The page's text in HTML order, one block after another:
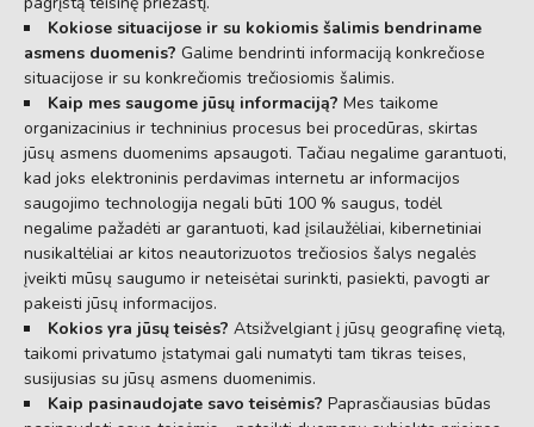
Kokiose situacijose ir su kokiomis šalimis bendriname
asmens duomenis? Galime bendrinti informaciją konkrečiose
situacijose ir su konkrečiomis trečiosiomis šalimis.
Kaip mes saugome jūsų informaciją? Mes taikome
organizacinius ir techninius procesus bei procedūras, skirtas
jūsų asmens duomenims apsaugoti. Tačiau negalime garantuoti,
kad joks elektroninis perdavimas internetu ar informacijos
saugojimo technologija negali būti 100 % saugus, todėl
negalime pažadėti ar garantuoti, kad įsilaužėliai, kibernetiniai
nusikaltėliai ar kitos neautorizuotos trečiosios šalys negalės
įveikti mūsų saugumo ir neteisėtai surinkti, pasiekti, pavogti ar
pakeisti jūsų informacijos.
Kokios yra jūsų teisės? Atsižvelgiant į jūsų geografinę vietą,
taikomi privatumo įstatymai gali numatyti tam tikras teises,
susijusias su jūsų asmens duomenimis.
Kaip pasinaudojate savo teisėmis? Paprasčiausias būdas